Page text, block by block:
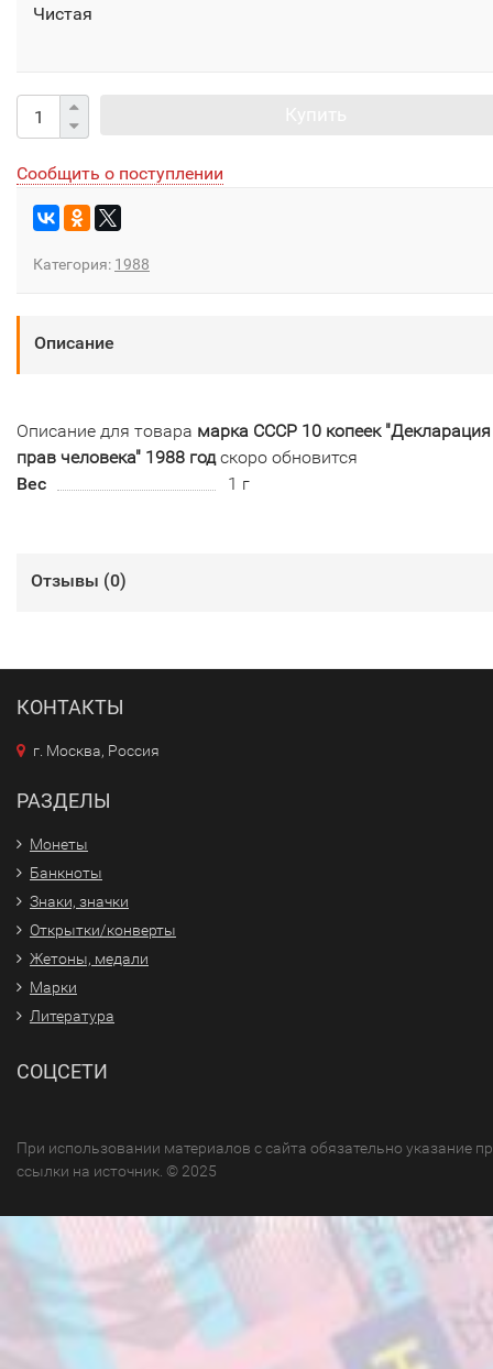
Чистая
Сообщить о поступлении
Категория: 1988
Описание
Описание для товара марка СССР 10 копеек "Декларация
прав человека" 1988 годскоро обновится
Вес
1 г
Отзывы (0)
КОНТАКТЫ
г. Москва, Россия
РАЗДЕЛЫ
Монеты
Банкноты
Знаки, значки
Открытки/конверты
Жетоны, медали
Марки
Литература
СОЦСЕТИ
При использовании материалов с сайта обязательно указание
ссылки на источник. © 2025